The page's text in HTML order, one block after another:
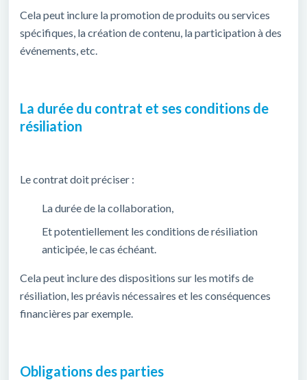
Cela peut inclure la promotion de produits ou services
spécifiques, la création de contenu, la participation à des
événements, etc.
La durée du contrat et ses conditions de
résiliation
Le contrat doit préciser :
La durée de la collaboration,
Et potentiellement les conditions de résiliation
anticipée, le cas échéant.
Cela peut inclure des dispositions sur les motifs de
résiliation, les préavis nécessaires et les conséquences
financières par exemple.
Obligations des parties